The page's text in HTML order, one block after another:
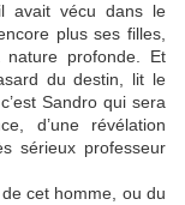
avait vécu dans le
plus ses filles,
profonde. Et
du destin, lit le
, c’est Sandro qui sera
d’une révélation
sérieux professeur
cet homme, ou du